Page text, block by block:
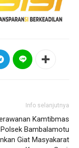
Info selanjutnya
Kamtibmas
Polsek Bambalamotu
Giat Masyakarat